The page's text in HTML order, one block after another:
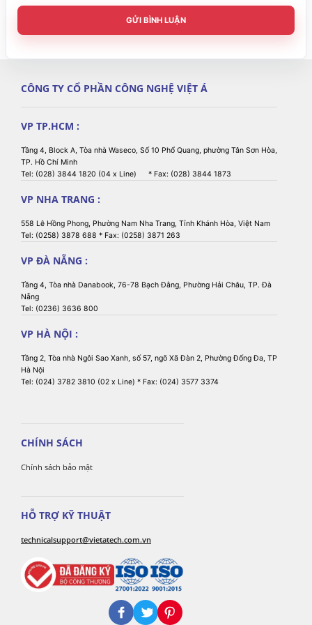
Độ bền Cho phép rơi từ độ cao 1.5m
Chuẩn môi trường khắc
IP54
GỬI BÌNH LUẬN
CÔNG TY CỔ PHẦN CÔNG NGHỆ VIỆT Á
VP TP.HCM :
Tầng 4, Block A, Tòa nhà Waseco, Số 10 Phổ Quang, phường Tân Sơn Hòa,
TP. Hồ Chí Minh
Tel: (028) 3844 1820 (04 x Line) * Fax: (028) 3844 1873
VP NHA TRANG :
558 Lê Hồng Phong, Phường Nam Nha Trang, Tỉnh Khánh Hòa, Việt Nam
Tel: (0258) 3878 688 * Fax: (0258) 3871 263
VP ĐÀ NẴNG :
Tầng 4, Tòa nhà Danabook, 76-78 Bạch Đằng, Phường Hải Châu, TP. Đà
Nẵng
Tel: (0236) 3636 800
VP HÀ NỘI :
Tầng 2, Tòa nhà Ngôi Sao Xanh, số 57, ngõ Xã Đàn 2, Phường Đống Đa, TP
Hà Nội
Tel: (024) 3782 3810 (02 x Line) * Fax: (024) 3577 3374
CHÍNH SÁCH
Chính sách bảo mật
HỖ TRỢ KỸ THUẬT
technicalsupport@vietatech.com.vn